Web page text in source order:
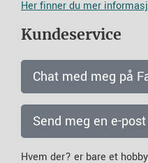
Her finner du mer
Kundeservice
Chat med meg på
Send meg en e-post
Hvem der? er bare et